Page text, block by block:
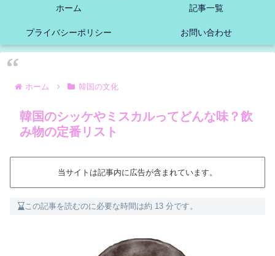
ホーム 記事一覧
プライバシーポリシー お問い合わせ
ホーム 韓国の文化
韓国のシッケやミスカルってどんな味？飲
み物の定番リスト
当サイトは記事内に広告が含まれています。
この記事を読むのに必要な時間は約 13 分です。